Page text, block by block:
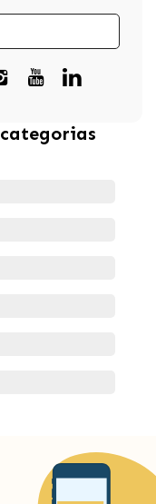
categorias